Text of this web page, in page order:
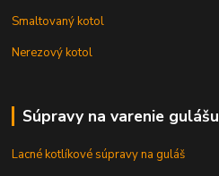
Smaltovaný kotol
Nerezový kotol
Súpravy na varenie gulášu
Lacné kotlíkové súpravy na guláš